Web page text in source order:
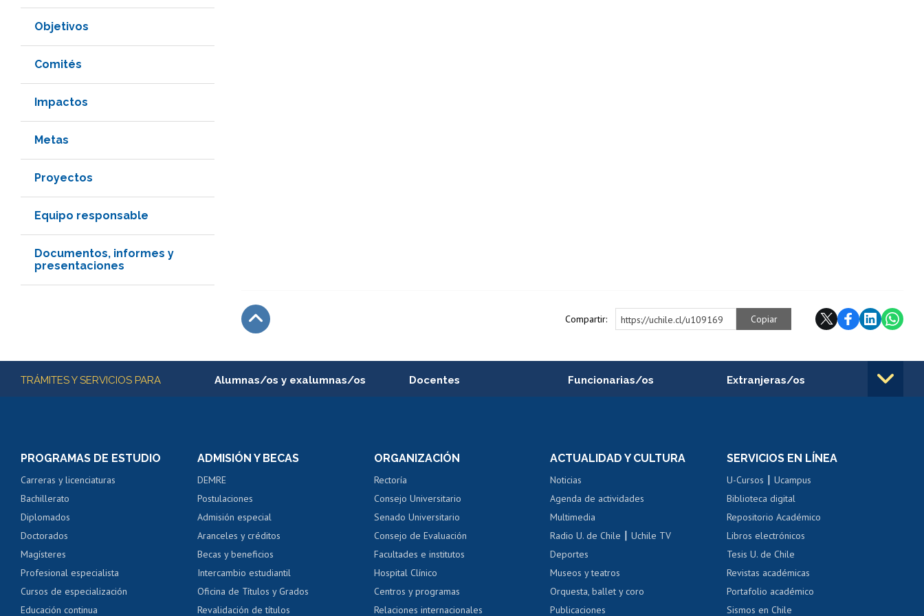
Objetivos
Comités
Impactos
Metas
Proyectos
Equipo responsable
Documentos, informes y
presentaciones
Compartir: https://uchile.cl/u109169 Copiar
Más información
TRÁMITES Y SERVICIOS PARA Alumnas/os y exalumnas/os
Consulta y certificado de notas
Servicio médico y dental
Pago de arancel y crédito alumnos
Pago de arancel y crédito exalumnos
Certificado de títulos y grados
Docentes
Perfeccionamiento
Evaluación docente
Calificación académica
Postulación al AUCAI
Funcionarias/os
Portal de movilidad interna
Certificado de renta
Certificado de renta
Gestión de correo uchile
Extranjeras/os
Movilidad Estudiantil
Cursos de español
Acoso laboral, sexual y violencia
PROGRAMAS DE ESTUDIO
Carreras y licenciaturas
Bachillerato
Diplomados
Doctorados
Magísteres
Profesional especialista
Cursos de especialización
Educación continua
ADMISIÓN Y BECAS
DEMRE
Postulaciones
Admisión especial
Aranceles y créditos
Becas y beneficios
Intercambio estudiantil
Oficina de Títulos y Grados
Revalidación de títulos
ORGANIZACIÓN
Rectoría
Consejo Universitario
Senado Universitario
Consejo de Evaluación
Facultades e institutos
Hospital Clínico
Centros y programas
Relaciones internacionales
ACTUALIDAD Y CULTURA
Noticias
Agenda de actividades
Multimedia
Radio U. de Chile |Uchile TV
Deportes
Museos y teatros
Orquesta, ballet y coro
Publicaciones
SERVICIOS EN LÍNEA
U-Cursos |Ucampus
Biblioteca digital
Repositorio Académico
Libros electrónicos
Tesis U. de Chile
Revistas académicas
Portafolio académico
Sismos en Chile